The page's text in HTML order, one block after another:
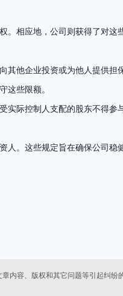
。相应地，公司则获得了对这
其他企业投资或为他人提供担
这些限额。
实际控制人支配的股东不得参
。这些规定旨在确保公司稳
内容、版权和其它问题等引起纠纷